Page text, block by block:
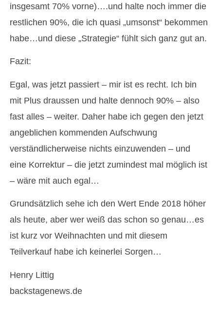
insgesamt 70% vorne)….und halte noch immer die
restlichen 90%, die ich quasi „umsonst“ bekommen
habe…und diese „Strategie“ fühlt sich ganz gut an.
Fazit:
Egal, was jetzt passiert – mir ist es recht. Ich bin
mit Plus draussen und halte dennoch 90% – also
fast alles – weiter. Daher habe ich gegen den jetzt
angeblichen kommenden Aufschwung
verständlicherweise nichts einzuwenden – und
eine Korrektur – die jetzt zumindest mal möglich ist
– wäre mit auch egal…
Grundsätzlich sehe ich den Wert Ende 2018 höher
als heute, aber wer weiß das schon so genau…es
ist kurz vor Weihnachten und mit diesem
Teilverkauf habe ich keinerlei Sorgen…
Henry Littig
backstagenews.de